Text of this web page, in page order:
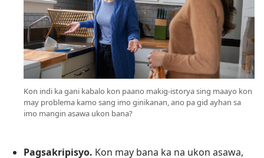
Kon indi ka gani kabalo kon paano makig-istorya sing maayo kon
may problema kamo sang imo ginikanan, ano pa gid ayhan sa
imo mangin asawa ukon bana?
Pagsakripisyo. Kon may bana ka na ukon asawa,